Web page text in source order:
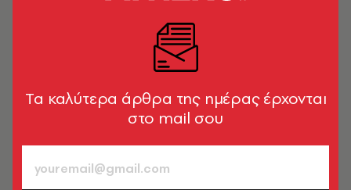
Tα καλύτερα άρθρα της ημέρας έρχονται
στο mail σου